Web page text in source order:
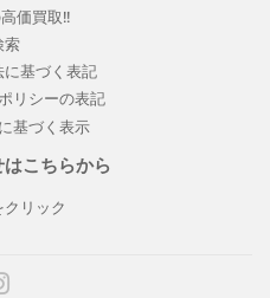
価買取!!
索
基づく表記
リシーの表記
基づく表示
こちらから
クリック